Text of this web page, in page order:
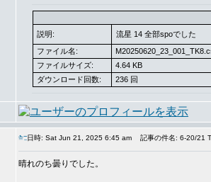
説明:
流星 14 全部spoでした
ファイル名:
ファイルサイズ:
4.64 KB
ダウンロード回数:
236 回
日時: Sat Jun 21, 2025 6:45 am 記事の件名: 6-20/21
晴れのち曇りでした。